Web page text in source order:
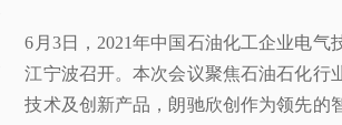
6月3日，2021年中国石油化工企业电气
江宁波召开。本次会议聚焦石油石化行
技术及创新产品，朗驰欣创作为领先的